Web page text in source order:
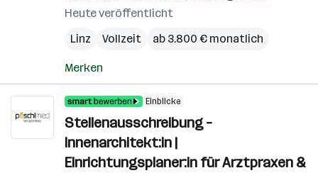
Heute veröffentlicht
Linz
Vollzeit ab 3.800 € monatlich
Merken
Einblicke
Stellenausschreibung –
Innenarchitekt:in |
Einrichtungsplaner:in für Arztpraxen &